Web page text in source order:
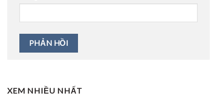
XEM NHIỀU NHẤT